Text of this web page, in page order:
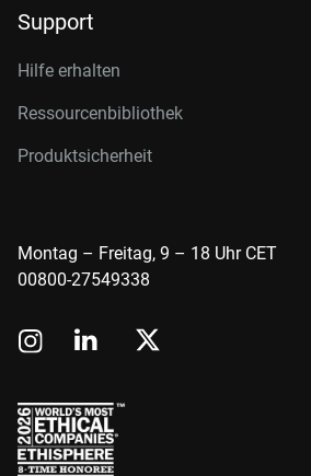
Support
Hilfe erhalten
Ressourcenbibliothek
Produktsicherheit
Montag – Freitag, 9 – 18 Uhr CET
00800-27549338